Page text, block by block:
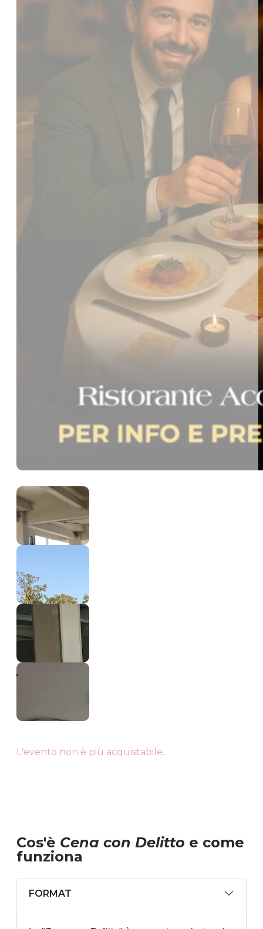
L'evento non è più acquistabile.
Cos'è Cena con Delitto e come
funziona
FORMAT